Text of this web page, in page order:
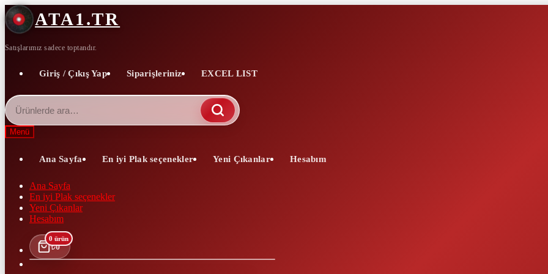
Dolaşıma
geç
İçeriğe
geç
ATA1.TR
Satışlarımız sadece toptandır.
Giriş / Çıkış Yap Siparişleriniz EXCEL LIST
Ara:
Menü
Ana Sayfa En iyi Plak seçenekler Yeni Çıkanlar Hesabım
Ana Sayfa
En iyi Plak seçenekler
Yeni Çıkanlar
Hesabım
₺0
0 ürün